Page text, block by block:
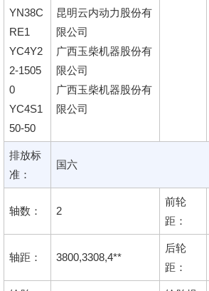
YN38C
RE1
YC4Y2
2-1505
0
YC4S1
50-50
昆明云内动力股份有
限公司
广西玉柴机器股份有
限公司
广西玉柴机器股份有
限公司
排放标
准：
国六
轴数： 2
前轮
距：
轴距： 3800,3308,4**
后轮
距：